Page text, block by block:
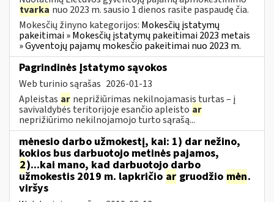
tvarka nuo 2023 m. sausio 1 dienos rasite paspaudę čia.
Mokesčių žinyno kategorijos: Mokesčių įstatymų
pakeitimai » Mokesčių įstatymų pakeitimai 2023 metais
» Gyventojų pajamų mokesčio pakeitimai nuo 2023 m.
Pagrindinės Įstatymo sąvokos
Web turinio sąrašas 2026-01-13
Apleistas ar neprižiūrimas nekilnojamasis turtas – į
savivaldybės teritorijoje esančio apleisto ar
neprižiūrimo nekilnojamojo turto sąrašą...
mėnesio darbo užmokestį, kai: 1) dar nežino,
kokios bus darbuotojo metinės pajamos,
2)...kai mano, kad darbuotojo darbo
užmokestis 2019 m. lapkričio ar gruodžio mėn.
viršys